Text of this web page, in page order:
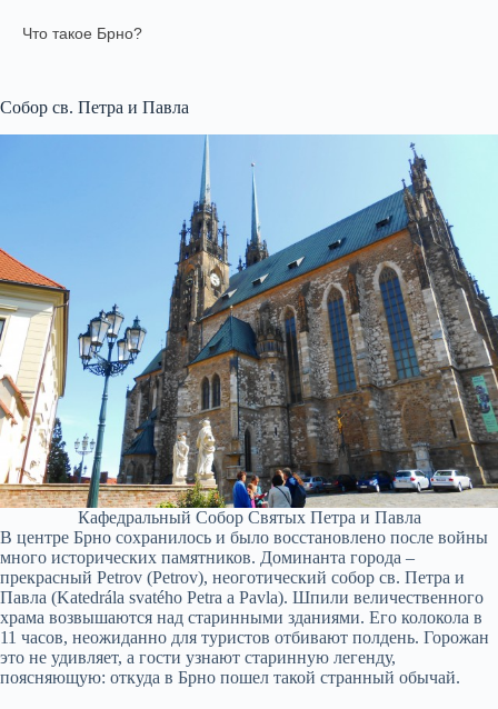
Что такое Брно?
Собор св. Петра и Павла
Кафедральный Собор Святых Петра и Павла
В центре Брно сохранилось и было восстановлено после войны
много исторических памятников. Доминанта города –
прекрасный Petrov (Petrov), неоготический собор св. Петра и
Павла (Katedrála svatého Petra a Pavla). Шпили величественного
храма возвышаются над старинными зданиями. Его колокола в
11 часов, неожиданно для туристов отбивают полдень. Горожан
это не удивляет, а гости узнают старинную легенду,
поясняющую: откуда в Брно пошел такой странный обычай.